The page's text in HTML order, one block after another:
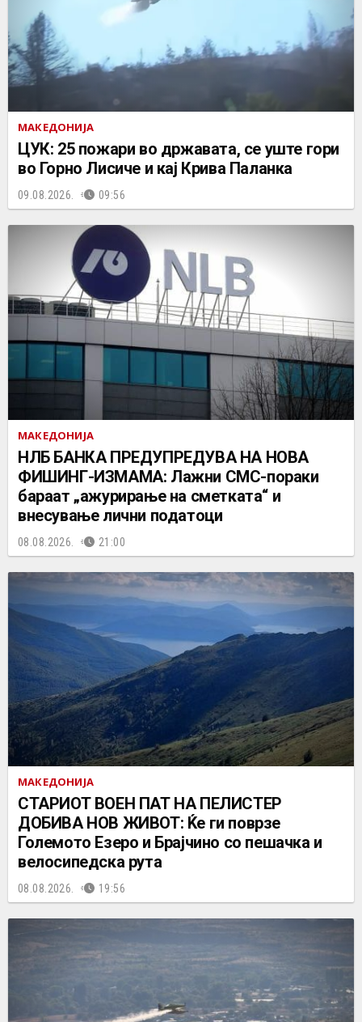
МАКЕДОНИЈА
ЦУК: 25 пожари во државата, се уште гори
во Горно Лисиче и кај Крива Паланка
09.08.2026. 09:56
МАКЕДОНИЈА
НЛБ БАНКА ПРЕДУПРЕДУВА НА НОВА
ФИШИНГ-ИЗМАМА: Лажни СМС-пораки
бараат „ажурирање на сметката“ и
внесување лични податоци
08.08.2026. 21:00
МАКЕДОНИЈА
СТАРИОТ ВОЕН ПАТ НА ПЕЛИСТЕР
ДОБИВА НОВ ЖИВОТ: Ќе ги поврзе
Големото Езеро и Брајчино со пешачка и
велосипедска рута
08.08.2026. 19:56